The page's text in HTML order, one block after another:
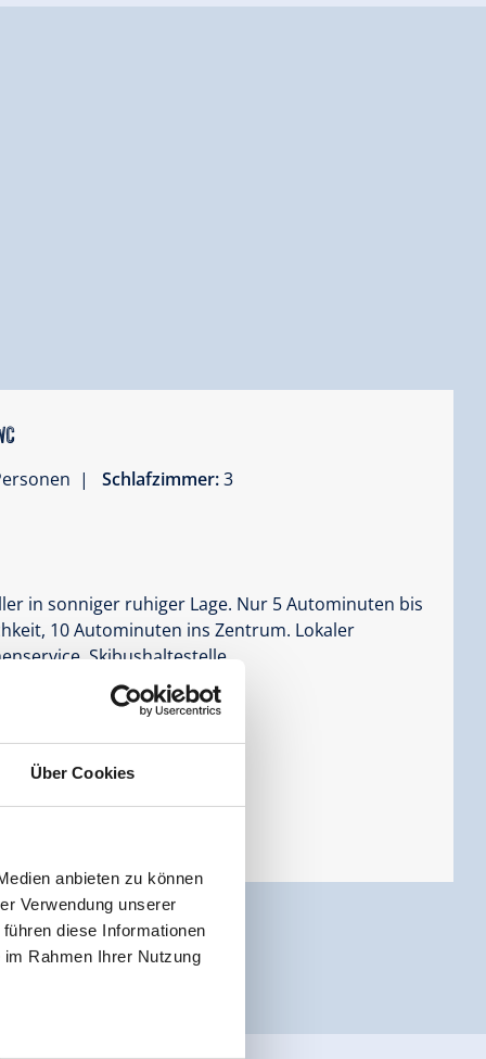
Über Cookies
anbieten zu können
Verwendung unserer
diese Informationen
Rahmen Ihrer Nutzung
| Schlafzimmer:3
in sonniger ruhiger Lage. Nur 5 Autominuten bis
10 Autominuten ins Zentrum. Lokaler
Skibushaltestelle